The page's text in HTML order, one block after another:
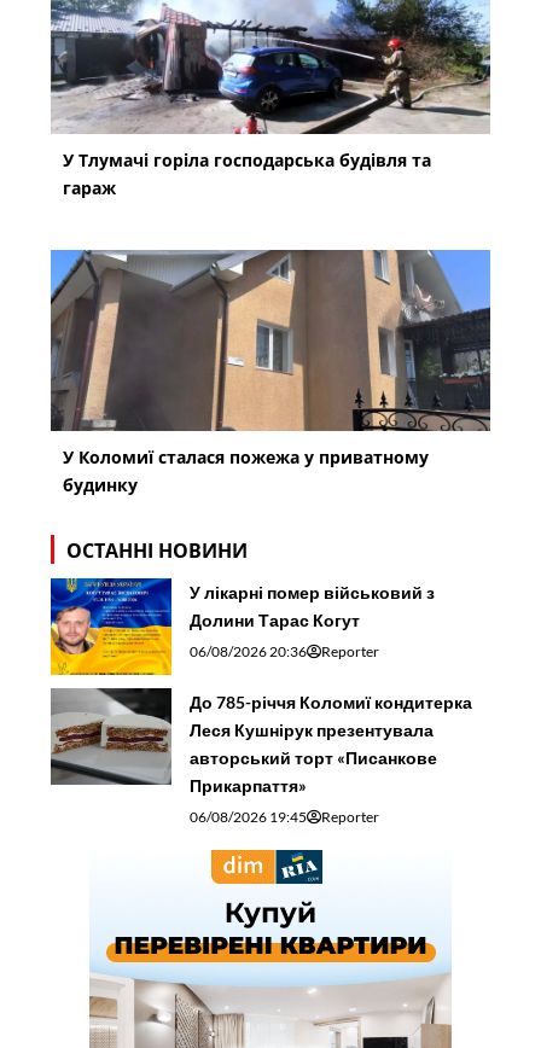
У Тлумачі горіла господарська будівля та
гараж
У Коломиї сталася пожежа у приватному
будинку
ОСТАННІ НОВИНИ
У лікарні помер військовий з
Долини Тарас Когут
06/08/2026 20:36 Reporter
До 785-річчя Коломиї кондитерка
Леся Кушнірук презентувала
авторський торт «Писанкове
Прикарпаття»
06/08/2026 19:45 Reporter